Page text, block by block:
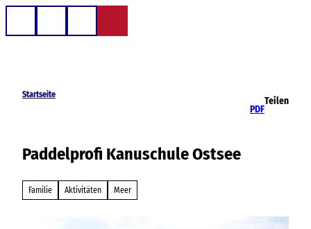
Startseite
PDF
Teilen
Paddelprofi Kanuschule Ostsee
Familie Aktivitäten Meer